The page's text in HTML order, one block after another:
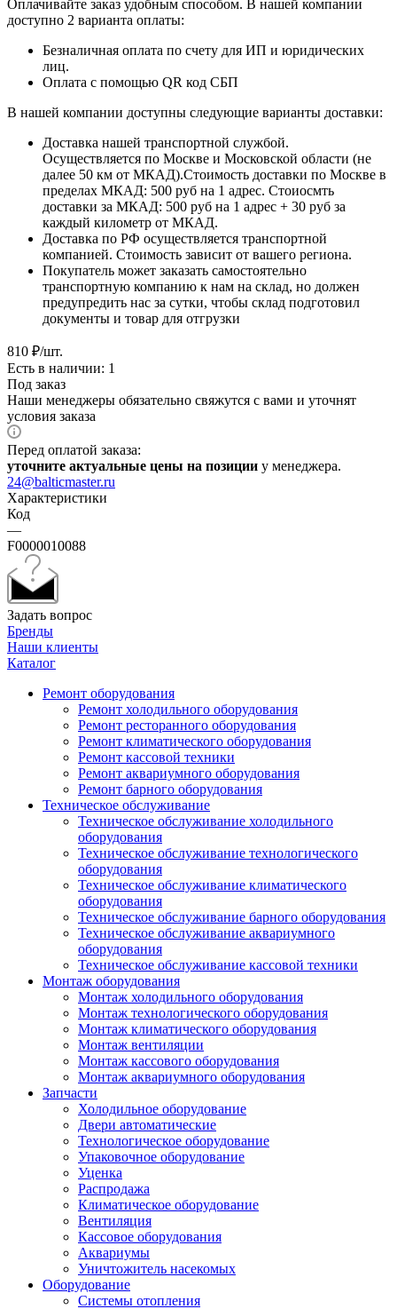
Оплачивайте заказ удобным способом. В нашей компании
доступно 2 варианта оплаты:
Безналичная оплата по счету для ИП и юридических
лиц.
Оплата с помощью QR код СБП
В нашей компании доступны следующие варианты доставки:
Доставка нашей транспортной службой.
Осуществляется по Москве и Московской области (не
далее 50 км от МКАД).Стоимость доставки по Москве в
пределах МКАД: 500 руб на 1 адрес. Стоиосмть
доставки за МКАД: 500 руб на 1 адрес + 30 руб за
каждый километр от МКАД.
Доставка по РФ осуществляется транспортной
компанией. Стоимость зависит от вашего региона.
Покупатель может заказать самостоятельно
транспортную компанию к нам на склад, но должен
предупредить нас за сутки, чтобы склад подготовил
документы и товар для отгрузки
810 ₽/шт.
Есть в наличии: 1
Под заказ
Наши менеджеры обязательно свяжутся с вами и уточнят
условия заказа
Перед оплатой заказа:
уточните актуальные цены на позиции у менеджера.
24@balticmaster.ru
Характеристики
Код
—
F0000010088
Задать вопрос
Бренды
Наши клиенты
Каталог
Ремонт оборудования
Ремонт холодильного оборудования
Ремонт ресторанного оборудования
Ремонт климатического оборудования
Ремонт кассовой техники
Ремонт аквариумного оборудования
Ремонт барного оборудования
Техническое обслуживание
Техническое обслуживание холодильного
оборудования
Техническое обслуживание технологического
оборудования
Техническое обслуживание климатического
оборудования
Техническое обслуживание барного оборудования
Техническое обслуживание аквариумного
оборудования
Техническое обслуживание кассовой техники
Монтаж оборудования
Монтаж холодильного оборудования
Монтаж технологического оборудования
Монтаж климатического оборудования
Монтаж вентиляции
Монтаж кассового оборудования
Монтаж аквариумного оборудования
Запчасти
Холодильное оборудование
Двери автоматические
Технологическое оборудование
Упаковочное оборудование
Уценка
Распродажа
Климатическое оборудование
Вентиляция
Кассовое оборудования
Аквариумы
Уничтожитель насекомых
Оборудование
Системы отопления